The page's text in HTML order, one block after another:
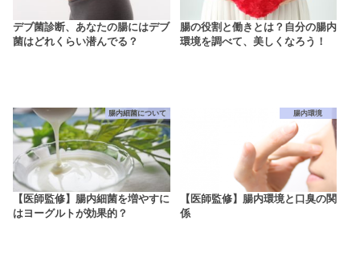
デブ菌診断、あなたの腸にはデブ
菌はどれくらい潜んでる？
腸の役割と働きとは？自分の腸内
環境を調べて、美しくなろう！
腸内細菌について
【医師監修】腸内細菌を増やすに
はヨーグルトが効果的？
腸内環境
【医師監修】腸内環境と口臭の関
係